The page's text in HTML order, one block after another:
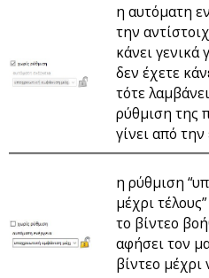
η αυτόματη
την
κάνει γενικά
δεν έχετε
τότε
ρύθμιση της
γίνει από την
η ρύθμιση
μέχρι
το βίντεο
αφήσει τον
βίντεο